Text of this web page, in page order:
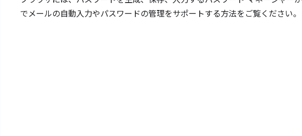
でメールの自動入力やパスワードの管理をサポートする方法をご覧ください。